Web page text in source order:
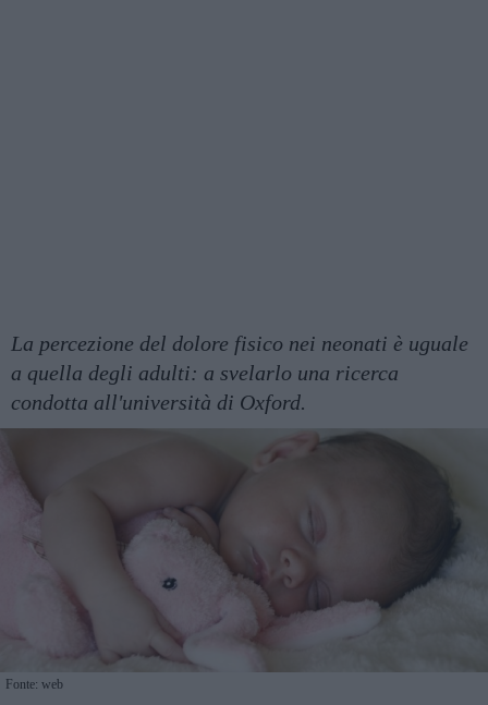
La percezione del dolore fisico nei neonati è uguale
a quella degli adulti: a svelarlo una ricerca
condotta all'università di Oxford.
Fonte: web